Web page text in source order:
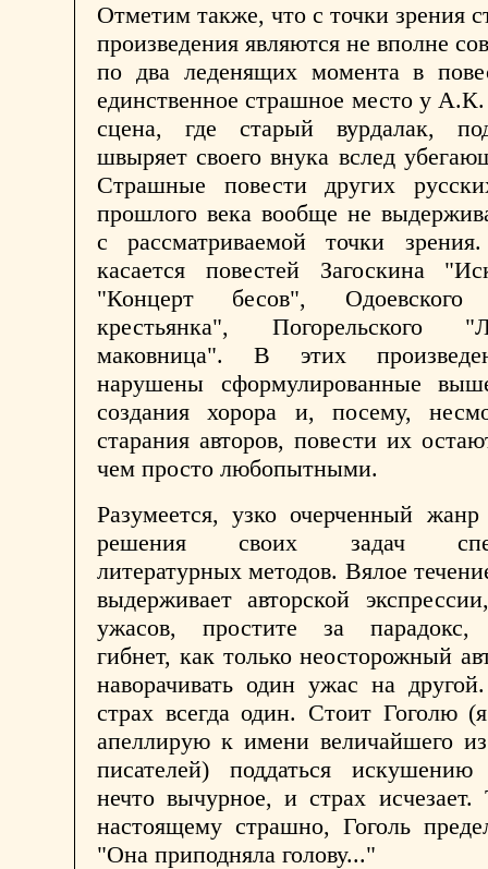
Отметим также, что с точки зрения
произведения являются не вполне
по два леденящих момента в
единственное страшное место у А.К.
сцена, где старый вурдалак,
швыряет своего внука вслед
Страшные повести других
прошлого века вообще не
с рассматриваемой точки
касается повестей Загоскина
"Концерт бесов", Одоевского
крестьянка", Погорельского
маковница". В этих
нарушены сформулированные
создания хорора и, посему,
старания авторов, повести их
чем просто любопытными.
Разумеется, узко очерченный жанр
решения своих задач
литературных методов. Вялое
выдерживает авторской
ужасов, простите за парадокс,
гибнет, как только неосторожный
наворачивать один ужас на
страх всегда один. Стоит Гоголю
апеллирую к имени величайшего
писателей) поддаться
нечто вычурное, и страх
настоящему страшно, Гоголь
"Она приподняла голову..."